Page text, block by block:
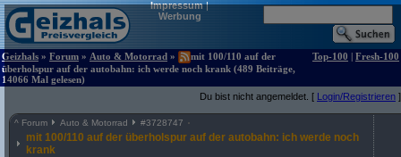
Impressum|
Werbung
Geizhals » Forum » Auto & Motorrad »
mit 100/110 auf der
überholspur auf der autobahn: ich werde noch krank (489 Beiträge,
14066 Mal gelesen)
Top-100 | Fresh-100
Du bist nicht angemeldet. [ Login/Registrieren ]
^ Forum Auto & Motorrad #3728747
mit 100/110 auf der überholspur auf der autobahn: ich werde noch
krank